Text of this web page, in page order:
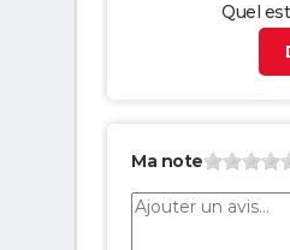
Quel
Ma note